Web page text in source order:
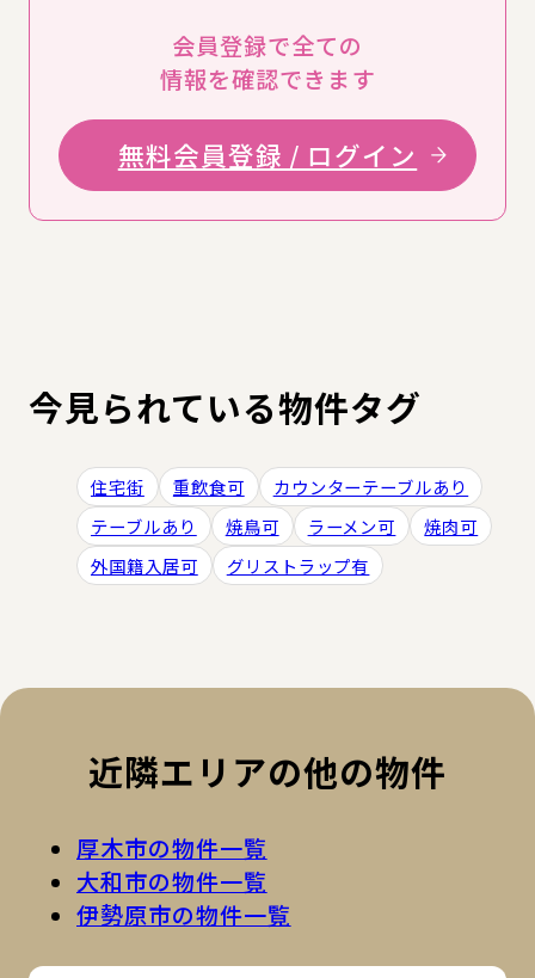
会員登録で全ての
情報を確認できます
無料会員登録 / ログイン
今見られている物件タグ
住宅街 重飲食可
カウンターテーブルあり
テーブルあり
焼鳥可 ラーメン可
焼肉可
外国籍入居可
グリストラップ有
近隣エリアの他の物件
厚木市の物件一覧
大和市の物件一覧
伊勢原市の物件一覧